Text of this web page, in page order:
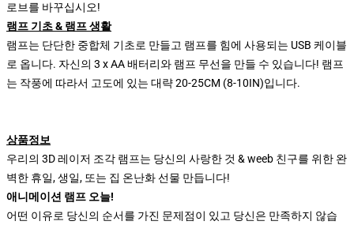
로브를 바꾸십시오!
램프 기초 & 램프 생활
램프는 단단한 중합체 기초로 만들고 램프를 힘에 사용되는 USB 케이블
로 옵니다. 자신의 3 x AA 배터리와 램프 무선을 만들 수 있습니다! 램프
는 작풍에 따라서 고도에 있는 대략 20-25CM (8-10IN)입니다.
상품정보
우리의 3D 레이저 조각 램프는 당신의 사랑한 것 & weeb 친구를 위한 완
벽한 휴일, 생일, 또는 집 온난화 선물 만듭니다!
애니메이션 램프 오늘!
어떤 이유로 당신의 순서를 가진 문제점이 있고 당신은 만족하지 않습